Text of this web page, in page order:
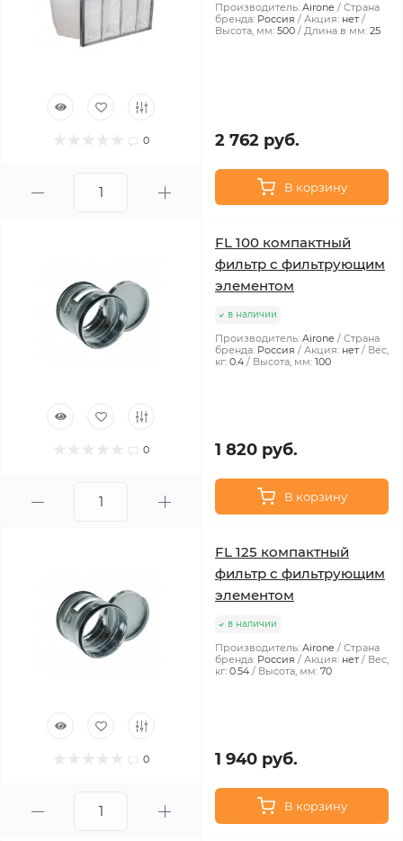
0
Производитель: Airone
Страна
бренда: Россия Акция: нет
Высота, мм: 500 Длина в мм: 25
2 762 руб.
В корзину
0
FL 100 компактный
фильтр с фильтрующим
элементом
в наличии
Производитель: Airone
Страна
бренда: Россия Акция: нет
Вес,
кг: 0.4 Высота, мм: 100
1 820 руб.
В корзину
0
FL 125 компактный
фильтр с фильтрующим
элементом
в наличии
Производитель: Airone
Страна
бренда: Россия Акция: нет
Вес,
кг: 0.54 Высота, мм: 70
1 940 руб.
В корзину